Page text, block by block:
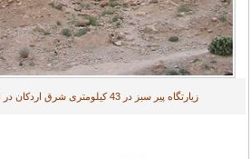
زیارتگاه پیر سبز در 43 کیلومتری شرق اردکان در استان یزد واقع شده است